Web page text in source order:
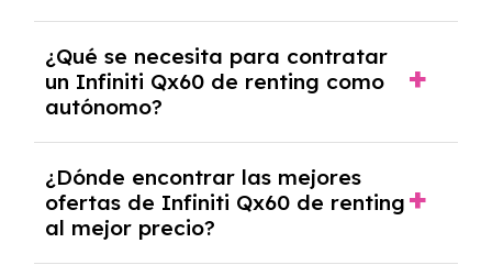
documentación financiera y, en algunos
casos, un informe de solvencia de la empresa
y un pago inicial.
¿Qué se necesita para contratar
un Infiniti Qx60 de renting como
autónomo?
autónomos, justificante de ingresos y, en
algunos casos, un informe fiscal y un pago
inicial.
¿Dónde encontrar las mejores
ofertas de Infiniti Qx60 de renting
al mejor precio?